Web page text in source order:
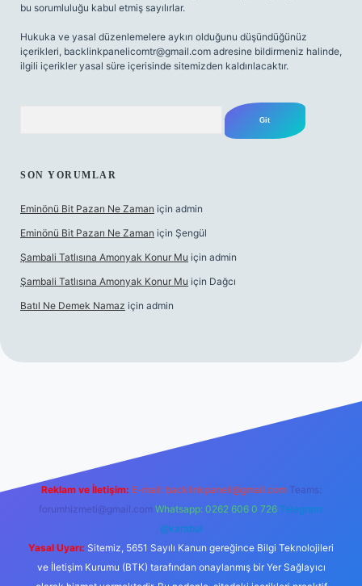
bu sorumluluğu kabul etmiş sayılırlar.
Hukuka ve yasal düzenlemelere aykırı olduğunu düşündüğünüz
içerikleri, backlinkpanelicomtr@gmail.com adresine bildirmeniz halinde,
ilgili içerikler yasal süre içerisinde sitemizden kaldırılacaktır.
SON YORUMLAR
Eminönü Bit Pazarı Ne Zaman için admin
Eminönü Bit Pazarı Ne Zaman için Şengül
Şambali Tatlısına Amonyak Konur Mu için admin
Şambali Tatlısına Amonyak Konur Mu için Dağcı
Batıl Ne Demek Namaz için admin
Reklam ve İletişim: E-mail: backlinkpaneli@gmail.com Teams:
forumhizmeti@gmail.com Whatsapp: 0262 606 0 726 Telegram:
@karabul
Yasal Uyarı: Sitemiz, 5651 Sayılı Kanun gereğince Bilgi Teknolojileri
ve İletişim Kurumu (BTK) tarafından onaylanmış bir Yer Sağlayıcı